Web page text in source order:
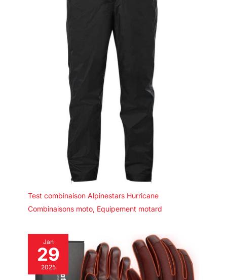
Test combinaison Alpinestars Hurricane
Combinaisons moto, Equipement motard
Jan
29
2025